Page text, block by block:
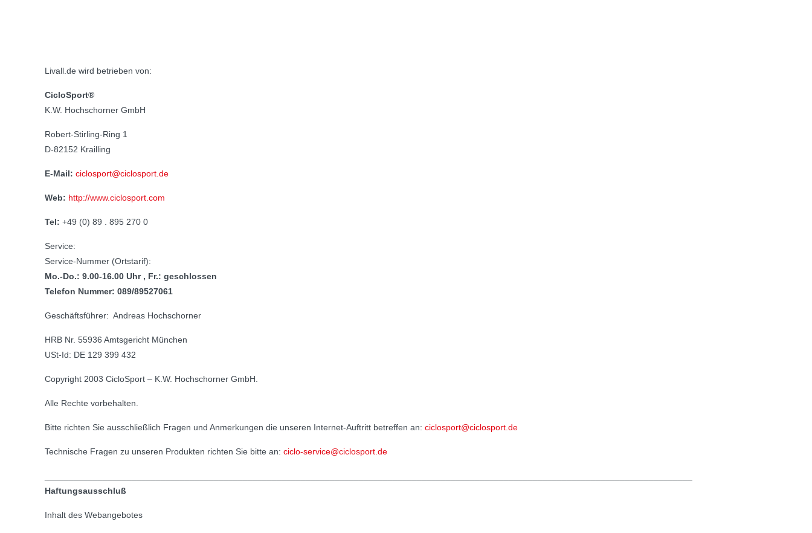
Livall.de wird betrieben von:
CicloSport®
K.W. Hochschorner GmbH
Robert-Stirling-Ring 1
D-82152 Krailling
E-Mail: ciclosport@ciclosport.de
Web: http://www.ciclosport.com
Tel: +49 (0) 89 . 895 270 0
Service:
Service-Nummer (Ortstarif):
Mo.-Do.: 9.00-16.00 Uhr , Fr.: geschlossen
Telefon Nummer: 089/89527061
Geschäftsführer: Andreas Hochschorner
HRB Nr. 55936 Amtsgericht München
USt-Id: DE 129 399 432
Copyright 2003 CicloSport – K.W. Hochschorner GmbH.
Alle Rechte vorbehalten.
Bitte richten Sie ausschließlich Fragen und Anmerkungen die unseren Internet-Auftritt betreffen an:ciclosport@ciclosport.de
Technische Fragen zu unseren Produkten richten Sie bitte an:ciclo-service@ciclosport.de
Haftungsausschluß
Inhalt des Webangebotes